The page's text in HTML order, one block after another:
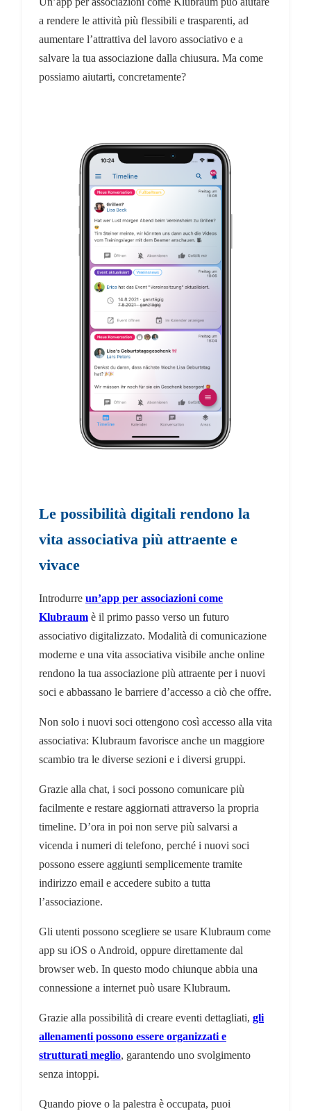
a rendere le attività più flessibili e trasparenti, ad
aumentare l’attrattiva del lavoro associativo e a
salvare la tua associazione dalla chiusura. Ma come
possiamo aiutarti, concretamente?
Le possibilità digitali rendono la
vita associativa più attraente e
vivace
Introdurre un’app per associazioni come
Klubraum è il primo passo verso un futuro
associativo digitalizzato. Modalità di comunicazione
moderne e una vita associativa visibile anche online
rendono la tua associazione più attraente per i nuovi
soci e abbassano le barriere d’accesso a ciò che offre.
Non solo i nuovi soci ottengono così accesso alla vita
associativa: Klubraum favorisce anche un maggiore
scambio tra le diverse sezioni e i diversi gruppi.
Grazie alla chat, i soci possono comunicare più
facilmente e restare aggiornati attraverso la propria
timeline. D’ora in poi non serve più salvarsi a
vicenda i numeri di telefono, perché i nuovi soci
possono essere aggiunti semplicemente tramite
indirizzo email e accedere subito a tutta
l’associazione.
Gli utenti possono scegliere se usare Klubraum come
app su iOS o Android, oppure direttamente dal
browser web. In questo modo chiunque abbia una
connessione a internet può usare Klubraum.
Grazie alla possibilità di creare eventi dettagliati, gli
allenamenti possono essere organizzati e
strutturati meglio, garantendo uno svolgimento
senza intoppi.
Quando piove o la palestra è occupata, puoi